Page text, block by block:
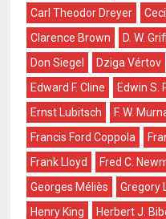
Carl Theodor Dreyer
Clarence Brown
D. W.
Don Siegel
Dziga Vértov
Edward F. Cline
Edwin S.
Ernst Lubitsch
F. W.
Francis Ford Coppola
Frank Lloyd
Fred C.
Georges Méliès
Gregory
Henry King
Herbert J.